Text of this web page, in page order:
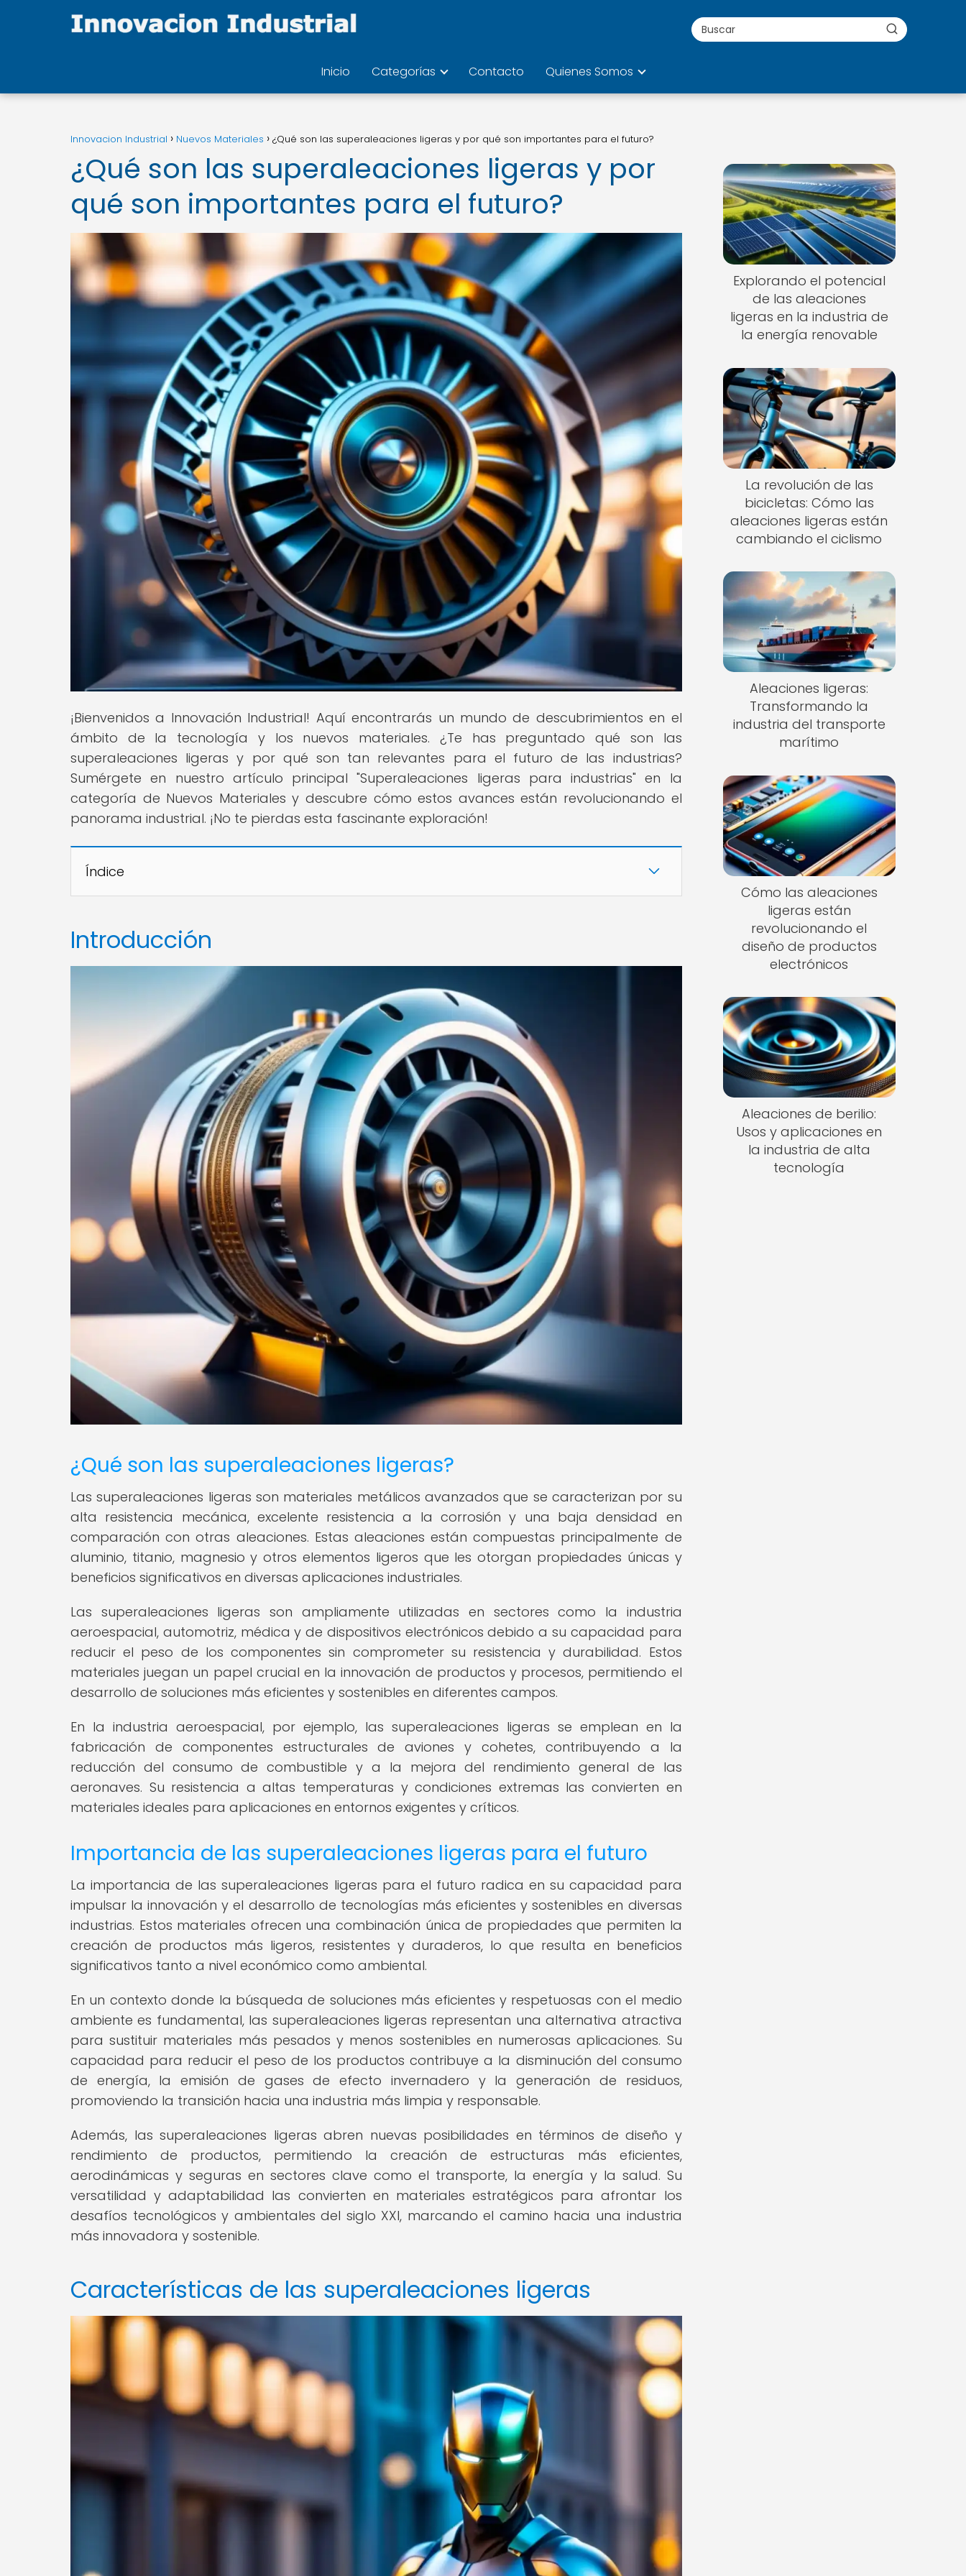
Inicio Categorías Contacto Quienes Somos
Innovacion Industrial Nuevos Materiales ¿Qué son las superaleaciones ligeras y por qué son importantes para el futuro?
¿Qué son las superaleaciones ligeras y por
qué son importantes para el futuro?
¡Bienvenidos a Innovación Industrial! Aquí encontrarás un mundo de descubrimientos en el
ámbito de la tecnología y los nuevos materiales. ¿Te has preguntado qué son las
superaleaciones ligeras y por qué son tan relevantes para el futuro de las industrias?
Sumérgete en nuestro artículo principal "Superaleaciones ligeras para industrias" en la
categoría de Nuevos Materiales y descubre cómo estos avances están revolucionando el
panorama industrial. ¡No te pierdas esta fascinante exploración!
Índice
Introducción
¿Qué son las superaleaciones ligeras?
Las superaleaciones ligeras son materiales metálicos avanzados que se caracterizan por su
alta resistencia mecánica, excelente resistencia a la corrosión y una baja densidad en
comparación con otras aleaciones. Estas aleaciones están compuestas principalmente de
aluminio, titanio, magnesio y otros elementos ligeros que les otorgan propiedades únicas y
beneficios significativos en diversas aplicaciones industriales.
Las superaleaciones ligeras son ampliamente utilizadas en sectores como la industria
aeroespacial, automotriz, médica y de dispositivos electrónicos debido a su capacidad para
reducir el peso de los componentes sin comprometer su resistencia y durabilidad. Estos
materiales juegan un papel crucial en la innovación de productos y procesos, permitiendo el
desarrollo de soluciones más eficientes y sostenibles en diferentes campos.
En la industria aeroespacial, por ejemplo, las superaleaciones ligeras se emplean en la
fabricación de componentes estructurales de aviones y cohetes, contribuyendo a la
reducción del consumo de combustible y a la mejora del rendimiento general de las
aeronaves. Su resistencia a altas temperaturas y condiciones extremas las convierten en
materiales ideales para aplicaciones en entornos exigentes y críticos.
Importancia de las superaleaciones ligeras para el futuro
La importancia de las superaleaciones ligeras para el futuro radica en su capacidad para
impulsar la innovación y el desarrollo de tecnologías más eficientes y sostenibles en diversas
industrias. Estos materiales ofrecen una combinación única de propiedades que permiten la
creación de productos más ligeros, resistentes y duraderos, lo que resulta en beneficios
significativos tanto a nivel económico como ambiental.
En un contexto donde la búsqueda de soluciones más eficientes y respetuosas con el medio
ambiente es fundamental, las superaleaciones ligeras representan una alternativa atractiva
para sustituir materiales más pesados y menos sostenibles en numerosas aplicaciones. Su
capacidad para reducir el peso de los productos contribuye a la disminución del consumo
de energía, la emisión de gases de efecto invernadero y la generación de residuos,
promoviendo la transición hacia una industria más limpia y responsable.
Además, las superaleaciones ligeras abren nuevas posibilidades en términos de diseño y
rendimiento de productos, permitiendo la creación de estructuras más eficientes,
aerodinámicas y seguras en sectores clave como el transporte, la energía y la salud. Su
versatilidad y adaptabilidad las convierten en materiales estratégicos para afrontar los
desafíos tecnológicos y ambientales del siglo XXI, marcando el camino hacia una industria
más innovadora y sostenible.
Características de las superaleaciones ligeras
Explorando el potencial
de las aleaciones
ligeras en la industria de
la energía renovable
La revolución de las
bicicletas: Cómo las
aleaciones ligeras están
cambiando el ciclismo
Aleaciones ligeras:
Transformando la
industria del transporte
marítimo
Cómo las aleaciones
ligeras están
revolucionando el
diseño de productos
electrónicos
Aleaciones de berilio:
Usos y aplicaciones en
la industria de alta
tecnología